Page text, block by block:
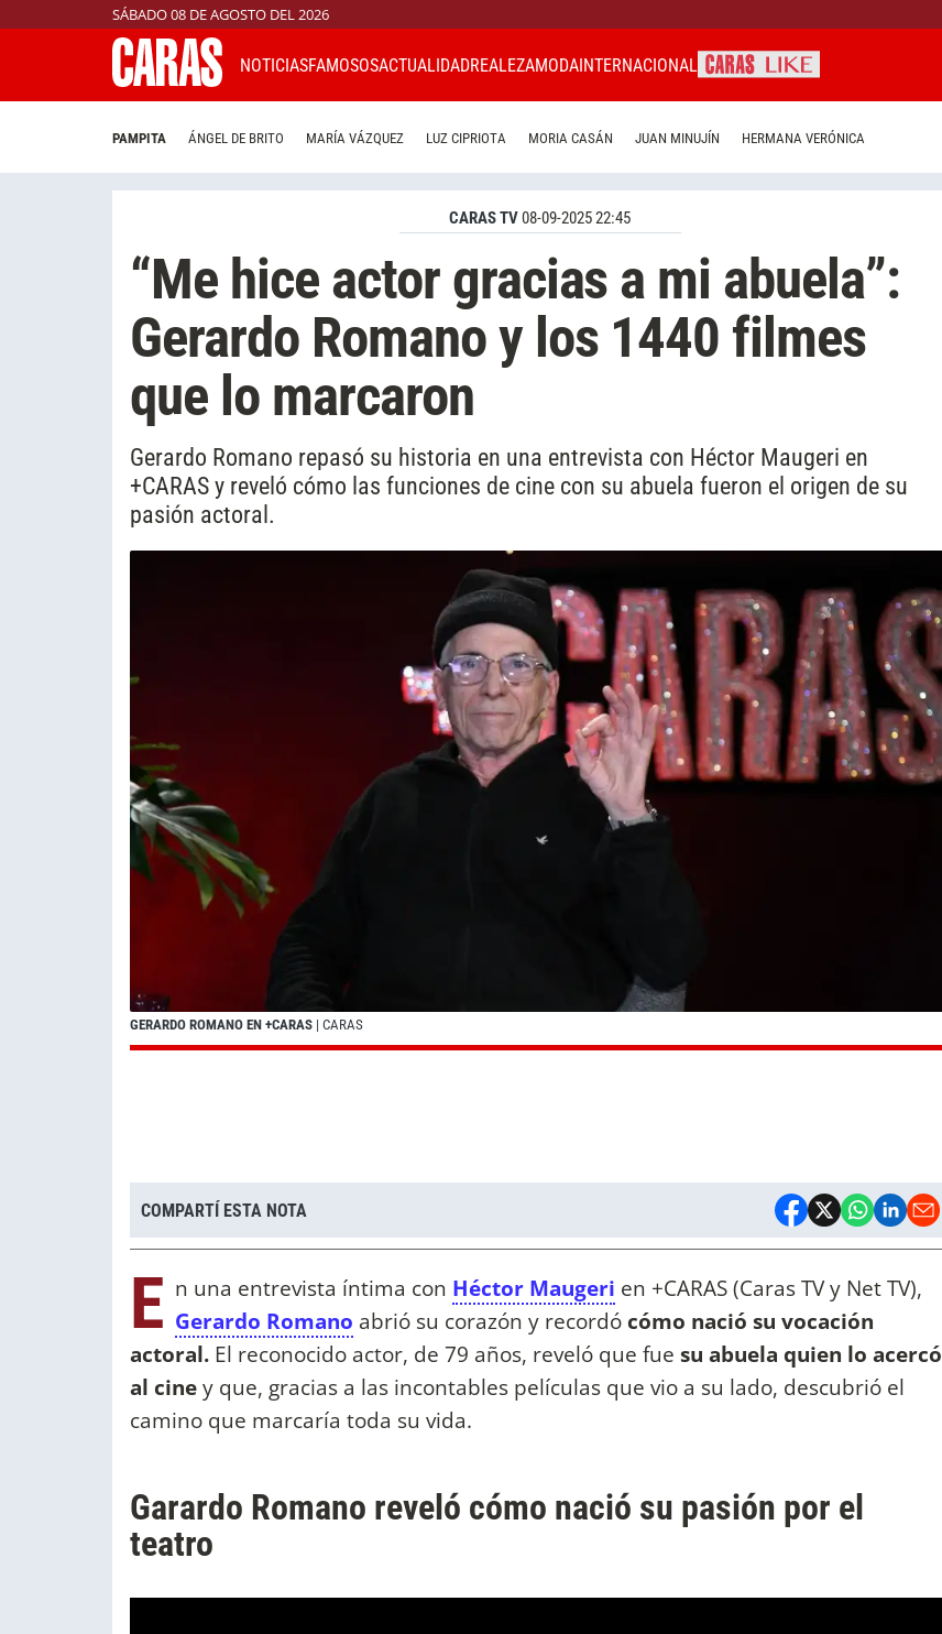
SÁBADO 08 DE AGOSTO DEL 2026
NOTICIASFAMOSOSACTUALIDADREALEZAMODAINTERNACIONAL
PAMPITA ÁNGEL DE BRITO MARÍA VÁZQUEZ LUZ CIPRIOTA MORIA CASÁN JUAN MINUJÍN HERMANA VERÓNICA
CARAS TV08-09-2025 22:45
“Me hice actor gracias a mi abuela”:
Gerardo Romano y los 1440 filmes
que lo marcaron
Gerardo Romano repasó su historia en una entrevista con Héctor Maugeri en
+CARAS y reveló cómo las funciones de cine con su abuela fueron el origen de su
pasión actoral.
GERARDO ROMANO EN +CARAS | CARAS
COMPARTÍ ESTA NOTA
E n una entrevista íntima con Héctor Maugeri en +CARAS (Caras TV y Net TV),
Gerardo Romano abrió su corazón y recordó cómo nació su vocación
actoral. El reconocido actor, de 79 años, reveló que fue su abuela quien lo acercó
al ciney que, gracias a las incontables películas que vio a su lado, descubrió el
camino que marcaría toda su vida.
Garardo Romano reveló cómo nació su pasión por el
teatro